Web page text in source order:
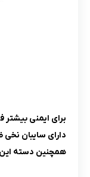
برای ایمنی بیشتر
دارای سایبان
همچنین دسته